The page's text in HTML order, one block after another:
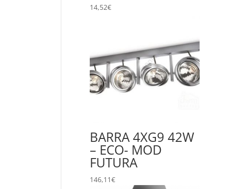
14,52€
BARRA 4XG9 42W
– ECO- MOD
FUTURA
146,11€